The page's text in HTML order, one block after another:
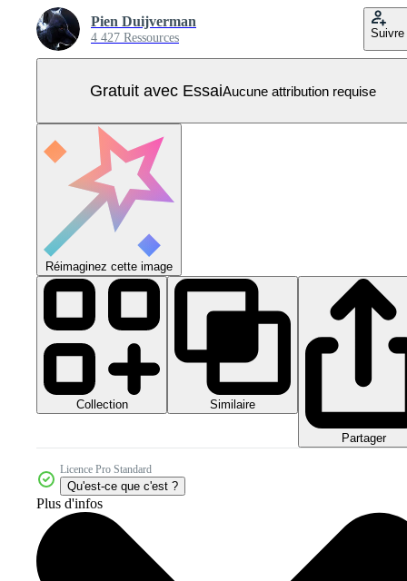
Pien Duijverman
4 427 Ressources Suivre
Gratuit avec EssaiAucune attribution requise
Réimaginez cette image
Collection Similaire
Partager
Licence Pro Standard
Qu'est-ce que c'est ?
Plus d'infos